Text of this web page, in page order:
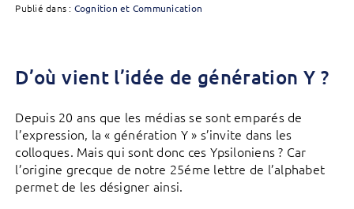
Publié dans : Cognition et Communication
D’où vient l’idée de génération Y ?
Depuis 20 ans que les médias se sont emparés de
l’expression, la « génération Y » s’invite dans les
colloques. Mais qui sont donc ces Ypsiloniens ? Car
l’origine grecque de notre 25éme lettre de l’alphabet
permet de les désigner ainsi.